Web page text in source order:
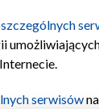
serwisów